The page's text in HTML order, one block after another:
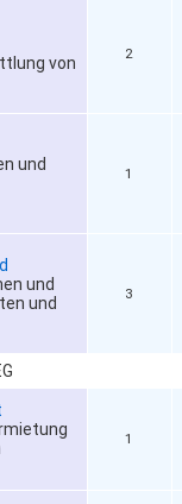
von
2
und
1
und
und
3
1